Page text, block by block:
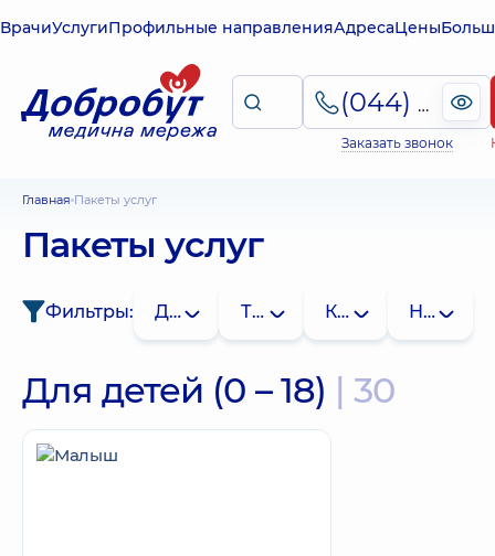
ВрачиУслугиПрофильные направленияАдресаЦены
(044) 495-2-888
Заказать звонок
Главная Пакеты услуг
Пакеты услуг
Фильтры: Для кого Тип Клиника
Для детей (0 – 18) | 30